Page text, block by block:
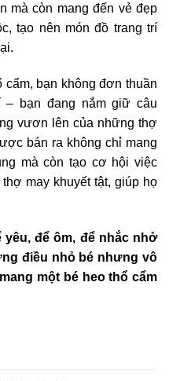
mà còn mang đến vẻ đẹp
tạo nên món đồ trang trí
cẩm, bạn không đơn thuần
bạn đang nắm giữ câu
vươn lên của những thợ
bán ra không chỉ mang
mà còn tạo cơ hội việc
may khuyết tật, giúp họ
để ôm, để nhắc nhở
điều nhỏ bé nhưng vô
một bé heo thổ cẩm